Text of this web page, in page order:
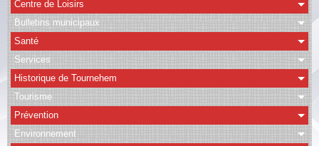
CAPSO
Agenda
Albums
Vidéos
Facebook
Centre de Loisirs
Bulletins municipaux
Santé
Services
Historique de Tournehem
Tourisme
Prévention
Environnement